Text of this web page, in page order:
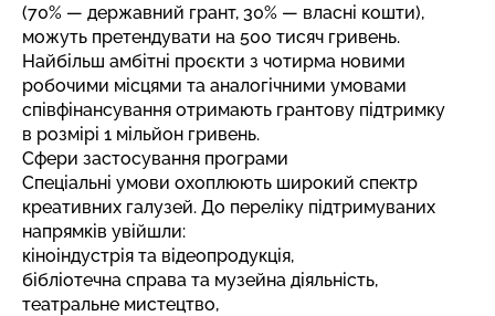
(70% — державний грант, 30% — власні кошти),
можуть претендувати на 500 тисяч гривень.
Найбільш амбітні проєкти з чотирма новими
робочими місцями та аналогічними умовами
співфінансування отримають грантову підтримку
в розмірі 1 мільйон гривень.
Сфери застосування програми
Спеціальні умови охоплюють широкий спектр
креативних галузей. До переліку підтримуваних
напрямків увійшли:
кіноіндустрія та відеопродукція,
бібліотечна справа та музейна діяльність,
театральне мистецтво,